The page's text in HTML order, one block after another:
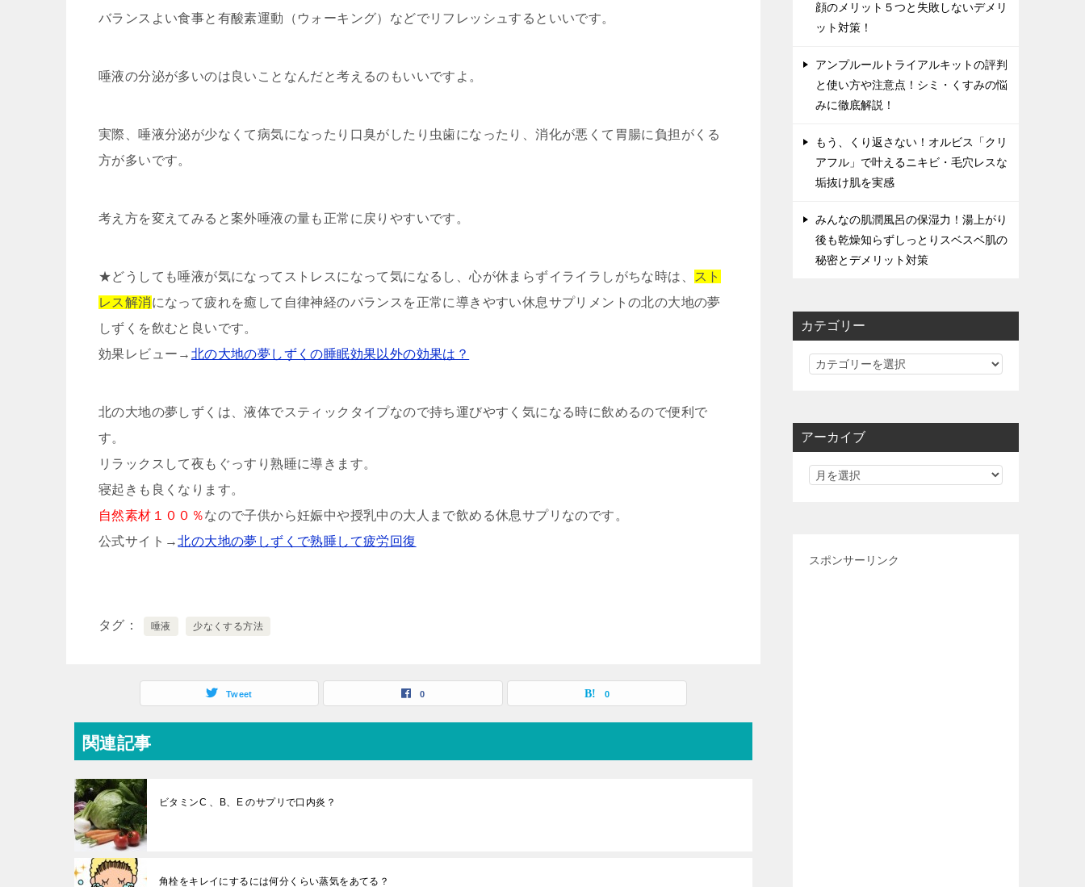
バランスよい食事と有酸素運動（ウォーキング）などでリフレッシュするといいです。
唾液の分泌が多いのは良いことなんだと考えるのもいいですよ。
実際、唾液分泌が少なくて病気になったり口臭がしたり虫歯になったり、消化が悪くて胃腸に負担がくる
方が多いです。
考え方を変えてみると案外唾液の量も正常に戻りやすいです。
★どうしても唾液が気になってストレスになって気になるし、心が休まらずイライラしがちな時は、
スト
レス解消になって疲れを癒して自律神経のバランスを正常に導きやすい休息サプリメントの北の大地の夢
しずくを飲むと良いです。
効果レビュー→ 北の大地の夢しずくの睡眠効果以外の効果は？
北の大地の夢しずくは、液体でスティックタイプなので持ち運びやすく気になる時に飲めるので便利で
す。
リラックスして夜もぐっすり熟睡に導きます。
寝起きも良くなります。
自然素材１００％なので子供から妊娠中や授乳中の大人まで飲める休息サプリなのです。
公式サイト→北の大地の夢しずくで熟睡して疲労回復
タグ 唾液 少なくする方法
Tweet 0 0
関連記事
ビタミンC 、B、E のサプリで口内炎？
角栓をキレイにするには何分くらい蒸気をあてる？
顔のメリット５つと失敗しないデメリ
ット対策！
アンプルールトライアルキットの評判
と使い方や注意点！シミ・くすみの悩
みに徹底解説！
もう、くり返さない！オルビス「クリ
アフル」で叶えるニキビ・毛穴レスな
垢抜け肌を実感
みんなの肌潤風呂の保湿力！湯上がり
後も乾燥知らずしっとりスベスベ肌の
秘密とデメリット対策
カテゴリー
カ
リ
アーカイブ
スポンサーリンク